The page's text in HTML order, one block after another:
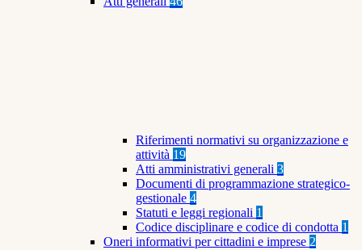
Riferimenti normativi su organizzazione e
attività 19
Atti amministrativi generali 3
Documenti di programmazione strategico-
gestionale 4
Statuti e leggi regionali 1
Codice disciplinare e codice di condotta 1
Oneri informativi per cittadini e imprese 2